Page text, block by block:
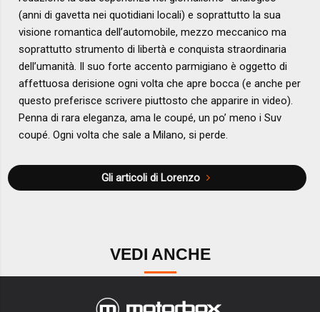
(anni di gavetta nei quotidiani locali) e soprattutto la sua
visione romantica dell’automobile, mezzo meccanico ma
soprattutto strumento di libertà e conquista straordinaria
dell’umanità. Il suo forte accento parmigiano è oggetto di
affettuosa derisione ogni volta che apre bocca (e anche per
questo preferisce scrivere piuttosto che apparire in video).
Penna di rara eleganza, ama le coupé, un po’ meno i Suv
coupé. Ogni volta che sale a Milano, si perde.
Gli articoli di Lorenzo
VEDI ANCHE